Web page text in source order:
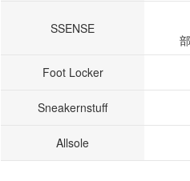
SSENSE
Foot Locker
Sneakernstuff
Allsole